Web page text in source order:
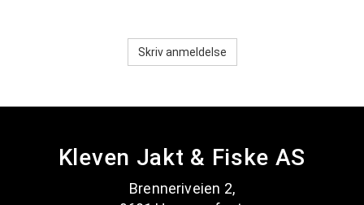
Skriv anmeldelse
Kleven Jakt & Fiske AS
Brenneriveien 2,